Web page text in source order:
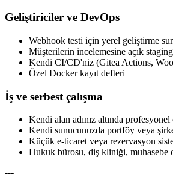
Geliştiriciler ve DevOps
Webhook testi için yerel geliştirme
Müşterilerin incelemesine açık staging
Kendi CI/CD'niz (Gitea Actions,
Özel Docker kayıt defteri
İş ve serbest çalışma
Kendi alan adınız altında
Kendi sunucunuzda portföy veya
Küçük e-ticaret veya rezervasyon
Hukuk bürosu, diş kliniği, muhasebe
---